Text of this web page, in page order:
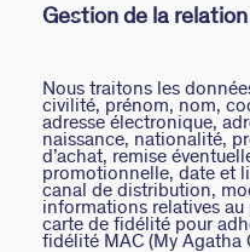
Gestion de la
Nous traitons les
civilité, prénom, nom,
adresse électronique,
naissance, nationalité,
d’achat, remise
promotionnelle, date et
canal de distribution,
informations relatives
carte de fidélité pour
fidélité MAC (My Agatha